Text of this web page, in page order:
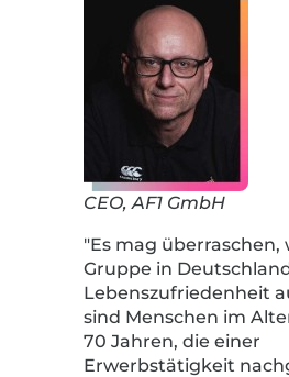
CEO, AF1 GmbH
"Es mag überraschen,
Gruppe in
Lebenszufriedenheit
sind Menschen im
70 Jahren, die einer
Erwerbstätigkeit